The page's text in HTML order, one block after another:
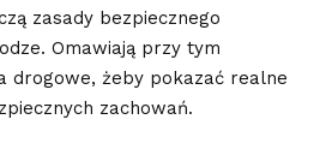
zasady bezpiecznego
Omawiają przy tym
drogowe, żeby pokazać realne
zachowań.